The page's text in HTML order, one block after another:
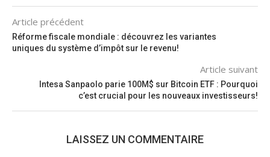
Article précédent
Réforme fiscale mondiale : découvrez les variantes
uniques du système d’impôt sur le revenu!
Article suivant
Intesa Sanpaolo parie 100M$ sur Bitcoin ETF : Pourquoi
c’est crucial pour les nouveaux investisseurs!
LAISSEZ UN COMMENTAIRE